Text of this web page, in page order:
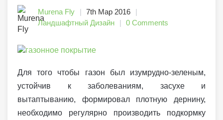
Murena Fly
7th Мар 2016
Ландшафтный Дизайн
0 Comments
Для того чтобы газон был изумрудно-зеленым,
устойчив к заболеваниям, засухе и
вытаптыванию, формировал плотную дернину,
необходимо регулярно производить подкормку